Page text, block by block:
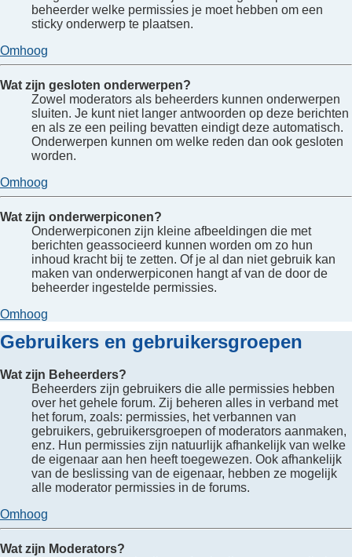
beheerder welke permissies je moet hebben om een
sticky onderwerp te plaatsen.
Omhoog
Wat zijn gesloten onderwerpen?
Zowel moderators als beheerders kunnen onderwerpen
sluiten. Je kunt niet langer antwoorden op deze berichten
en als ze een peiling bevatten eindigt deze automatisch.
Onderwerpen kunnen om welke reden dan ook gesloten
worden.
Omhoog
Wat zijn onderwerpiconen?
Onderwerpiconen zijn kleine afbeeldingen die met
berichten geassocieerd kunnen worden om zo hun
inhoud kracht bij te zetten. Of je al dan niet gebruik kan
maken van onderwerpiconen hangt af van de door de
beheerder ingestelde permissies.
Omhoog
Gebruikers en gebruikersgroepen
Wat zijn Beheerders?
Beheerders zijn gebruikers die alle permissies hebben
over het gehele forum. Zij beheren alles in verband met
het forum, zoals: permissies, het verbannen van
gebruikers, gebruikersgroepen of moderators aanmaken,
enz. Hun permissies zijn natuurlijk afhankelijk van welke
de eigenaar aan hen heeft toegewezen. Ook afhankelijk
van de beslissing van de eigenaar, hebben ze mogelijk
alle moderator permissies in de forums.
Omhoog
Wat zijn Moderators?